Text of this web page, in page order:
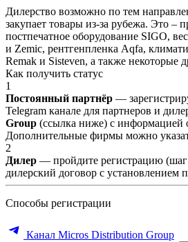
Дилерство возможно по тем
закупает товары из-за рубежа. Это
постпечатное оборудование SIGO,
и Zemic, рентгенпленка Aqfa,
Remak и Sisteven, а также некоторые
Как получить статус
1
Постоянный партнёр —
Telegram канале для партнеров и
Group (ссылка ниже) с информацией
Дополнительные фирмы можно
2
Дилер — пройдите регистрацию (шаг
дилерский договор с установлением
Способы регистрации
Канал Micros Distribution Group